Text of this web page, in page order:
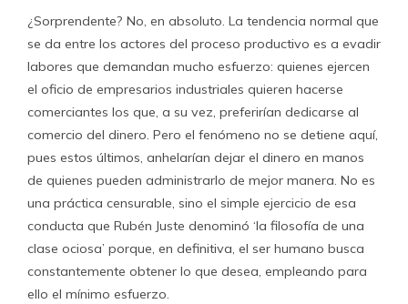
¿Sorprendente? No, en absoluto. La tendencia normal que
se da entre los actores del proceso productivo es a evadir
labores que demandan mucho esfuerzo: quienes ejercen
el oficio de empresarios industriales quieren hacerse
comerciantes los que, a su vez, preferirían dedicarse al
comercio del dinero. Pero el fenómeno no se detiene aquí,
pues estos últimos, anhelarían dejar el dinero en manos
de quienes pueden administrarlo de mejor manera. No es
una práctica censurable, sino el simple ejercicio de esa
conducta que Rubén Juste denominó ‘la filosofía de una
clase ociosa’ porque, en definitiva, el ser humano busca
constantemente obtener lo que desea, empleando para
ello el mínimo esfuerzo.